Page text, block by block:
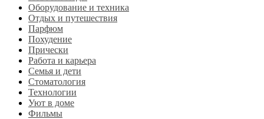
Оборудование и техника
Отдых и путешествия
Парфюм
Похудение
Прически
Работа и карьера
Семья и дети
Стоматология
Технологии
Уют в доме
Фильмы